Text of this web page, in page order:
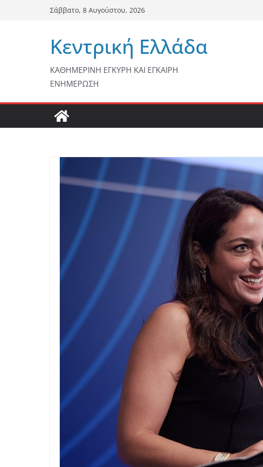
Σάββατο, 8 Αυγούστου, 2026
Κεντρική Ελλάδα
ΚΑΘΗΜΕΡΙΝΗ ΕΓΚΥΡΗ ΚΑΙ ΕΓΚΑΙΡΗ
ΕΝΗΜΕΡΩΣΗ